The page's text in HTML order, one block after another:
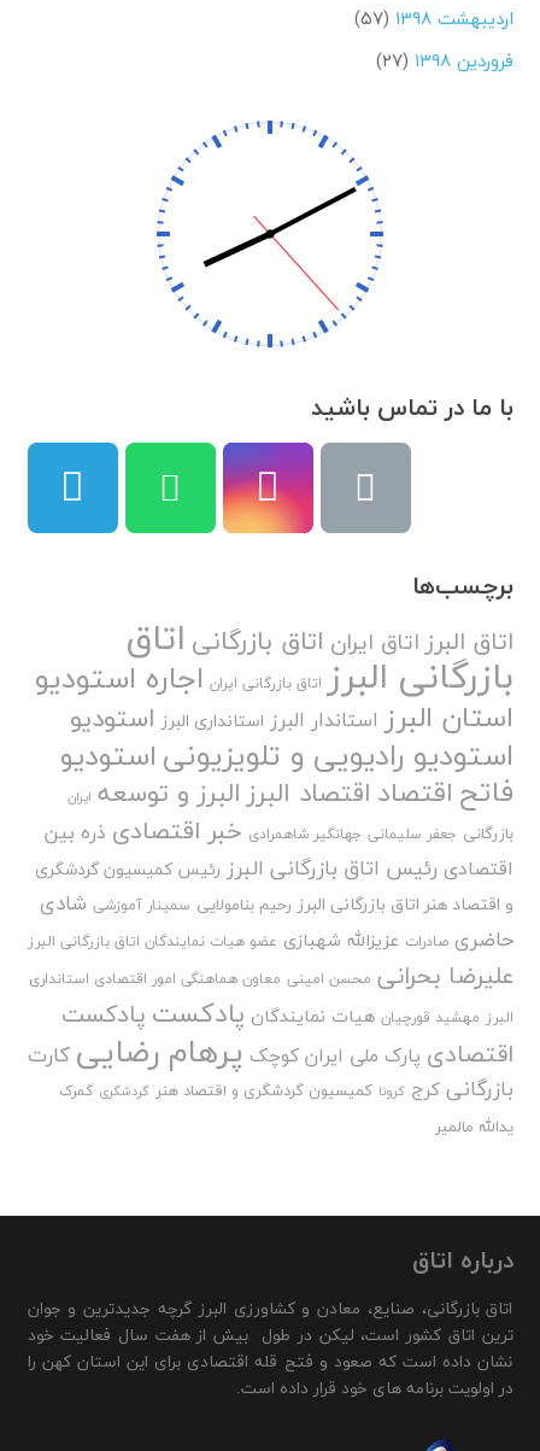
اردیبهشت ۱۳۹۸
(۵۷)
فروردین ۱۳۹۸
(۲۷)
با ما در تماس باشید
برچسب‌ها
اتاق البرزاتاق ایران اتاق بازرگانی اتاق
بازرگانی البرز اتاق بازرگانی ایران اجاره استودیو
استان البرز استاندار البرز استانداری البرز استودیو
استودیو رادیویی و تلویزیونیاستودیو
فاتح اقتصاد اقتصاد البرزالبرز و توسعه ایران
بازرگانی جعفر سلیمانی جهانگیر شاهمرادی خبر اقتصادی ذره بین
اقتصادی رئیس اتاق بازرگانی البرز رئیس کمیسیون گردشگری
و اقتصاد هنر اتاق بازرگانی البرز رحیم بنامولایی سمینار آموزشی شادی
حاضری صادرات عزیزالله شهبازی عضو هیات نمایندگان اتاق بازرگانی البرز
علیرضا بحرانی محسن امینی معاون هماهنگی امور اقتصادی استانداری
البرز مهشید قورچیان هیات نمایندگان پادکست پادکست
اقتصادی پارک ملی ایران کوچک پرهام رضایی کارت
بازرگانی کرج کرونا کمیسیون گردشگری و اقتصاد هنر گردشگری گمرک
یدالله مالمیر
درباره اتاق
اتاق بازرگانی، صنایع، معادن و کشاورزی البرز گرچه جدیدترین و جوان
ترین اتاق کشور است، لیکن در طول بیش از هفت سال فعالیت خود
نشان داده است که صعود و فتح قله اقتصادی برای این استان کهن را
در اولویت برنامه های خود قرار داده است.